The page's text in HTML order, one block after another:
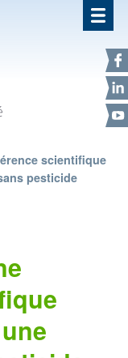
Franche-
scientifique
pesticide